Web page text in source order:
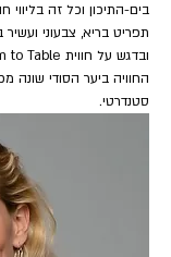
בים-התיכון וכל זה בליווי
תפריט בריא, צבעוני
ובדגש על חווית Farm to Table
החוויה ביער הסודי שונה
סטנדרטי.